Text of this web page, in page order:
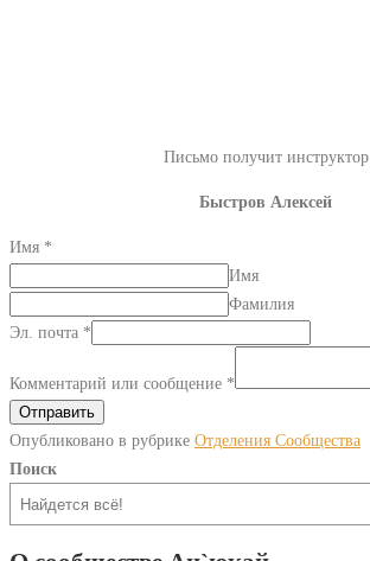
Письмо получит инструктор
Быстров Алексей
Имя *
Имя
Фамилия
Эл. почта *
Комментарий или сообщение *
Отправить
Опубликовано в рубрике Отделения Сообщества
Поиск